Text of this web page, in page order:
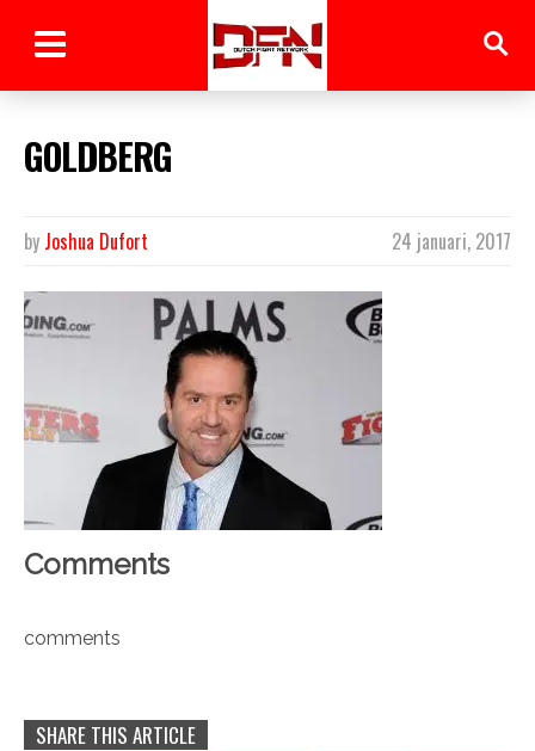
GOLDBERG
24 januari, 2017
by Joshua Dufort
Comments
comments
SHARE THIS ARTICLE